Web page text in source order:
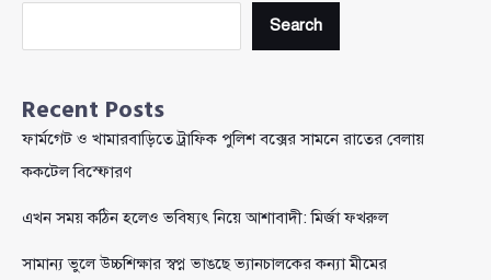
হান্নান
মাসউদ
Search
Recent Posts
ফার্মগেট ও খামারবাড়িতে ট্রাফিক পুলিশ বক্সের সামনে রাতের বেলায়
ককটেল বিস্ফোরণ
এখন সময় কঠিন হলেও ভবিষ্যৎ নিয়ে আশাবাদী: মির্জা ফখরুল
সামান্য ভুলে উচ্চশিক্ষার স্বপ্ন ভাঙছে ভ্যানচালকের কন্যা মীমের